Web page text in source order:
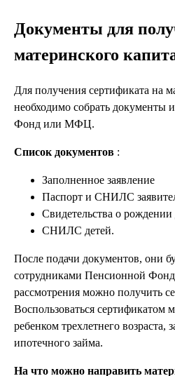
Документы для
материнского
Для получения сертификата на
необходимо собрать документы
Фонд или МФЦ.
Список документов :
Заполненное заявление
Паспорт и СНИЛС
Свидетельства о рождении
СНИЛС детей.
После подачи документов, они
сотрудниками Пенсионной
рассмотрения можно получить
Воспользоваться сертификатом
ребенком трехлетнего возраста,
ипотечного займа.
На что можно направить